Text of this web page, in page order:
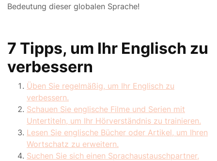
Bedeutung dieser globalen Sprache!
7 Tipps, um Ihr Englisch zu
verbessern
Üben Sie regelmäßig, um Ihr Englisch zu
verbessern.
Schauen Sie englische Filme und Serien mit
Untertiteln, um Ihr Hörverständnis zu trainieren.
Lesen Sie englische Bücher oder Artikel, um Ihren
Wortschatz zu erweitern.
Suchen Sie sich einen Sprachaustauschpartner,